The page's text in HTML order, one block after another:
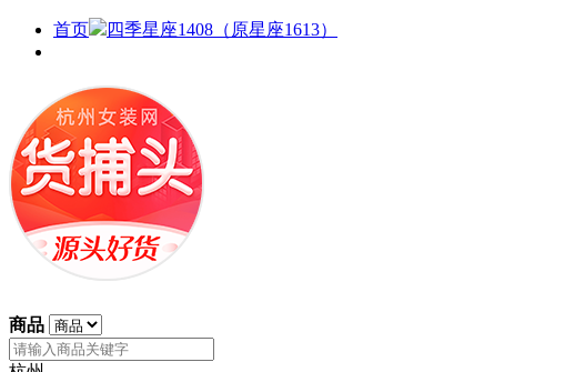
首页 四季星座1408（原星座1613）
商品